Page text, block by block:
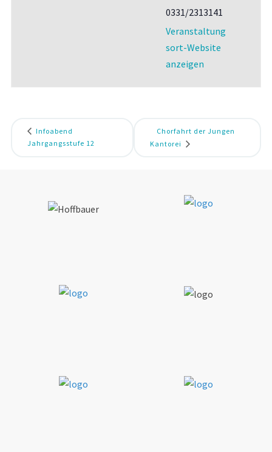
0331/2313141
Veranstaltung
sort-Website
anzeigen
Infoabend
Jahrgangsstufe 12
Chorfahrt der Jungen
Kantorei